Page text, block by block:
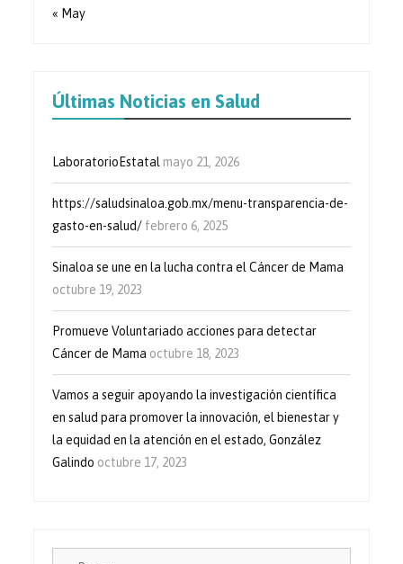
« May
Últimas Noticias en Salud
LaboratorioEstatal mayo 21, 2026
https://saludsinaloa.gob.mx/menu-transparencia-de-
gasto-en-salud/ febrero 6, 2025
Sinaloa se une en la lucha contra el Cáncer de Mama
octubre 19, 2023
Promueve Voluntariado acciones para detectar
Cáncer de Mama octubre 18, 2023
Vamos a seguir apoyando la investigación científica
en salud para promover la innovación, el bienestar y
la equidad en la atención en el estado, González
Galindo octubre 17, 2023